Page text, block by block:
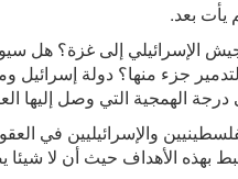
يأت بعد.
الإسرائيلي إلى غزة؟ هل
جزء منها؟ دولة إسرائيل
الهمجية التي وصل إليها
والإسرائيليين في
بهذه الأهداف حيث أن لا